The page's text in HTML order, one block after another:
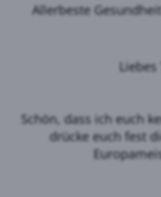
Allerbeste
Liebes
Schön, dass ich euch
drücke euch fest